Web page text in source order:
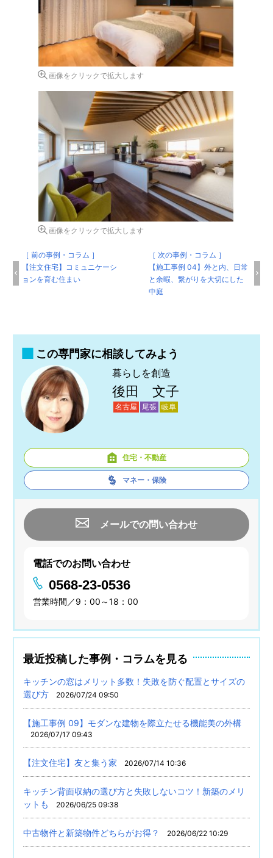
画像をクリックで拡大します
画像をクリックで拡大します
［ 前の事例・コラム ］
【注文住宅】コミュニケーシ
ョンを育む住まい
［ 次の事例・コラム ］
【施工事例 04】外と内、日常
と余暇、繋がりを大切にした
中庭
この専門家に相談してみよう
暮らしを創造
後田 文子
名古屋 尾張 岐阜
住宅・不動産
マネー・保険
メールでの問い合わせ
電話でのお問い合わせ
0568-23-0536
営業時間／9：00～18：00
最近投稿した事例・コラムを見る
キッチンの窓はメリット多数！失敗を防ぐ配置とサイズの
選び方
2026/07/24 09:50
【施工事例 09】モダンな建物を際立たせる機能美の外構
2026/07/17 09:43
【注文住宅】友と集う家 2026/07/14 10:36
キッチン背面収納の選び方と失敗しないコツ！新築のメリ
ットも
2026/06/25 09:38
中古物件と新築物件どちらがお得？ 2026/06/22 10:29